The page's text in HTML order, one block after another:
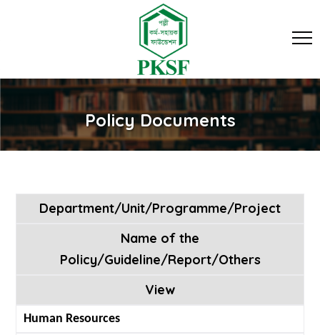
Policy Documents
Department/Unit/Programme/Project
Name of the
Policy/Guideline/Report/Others
View
Human Resources